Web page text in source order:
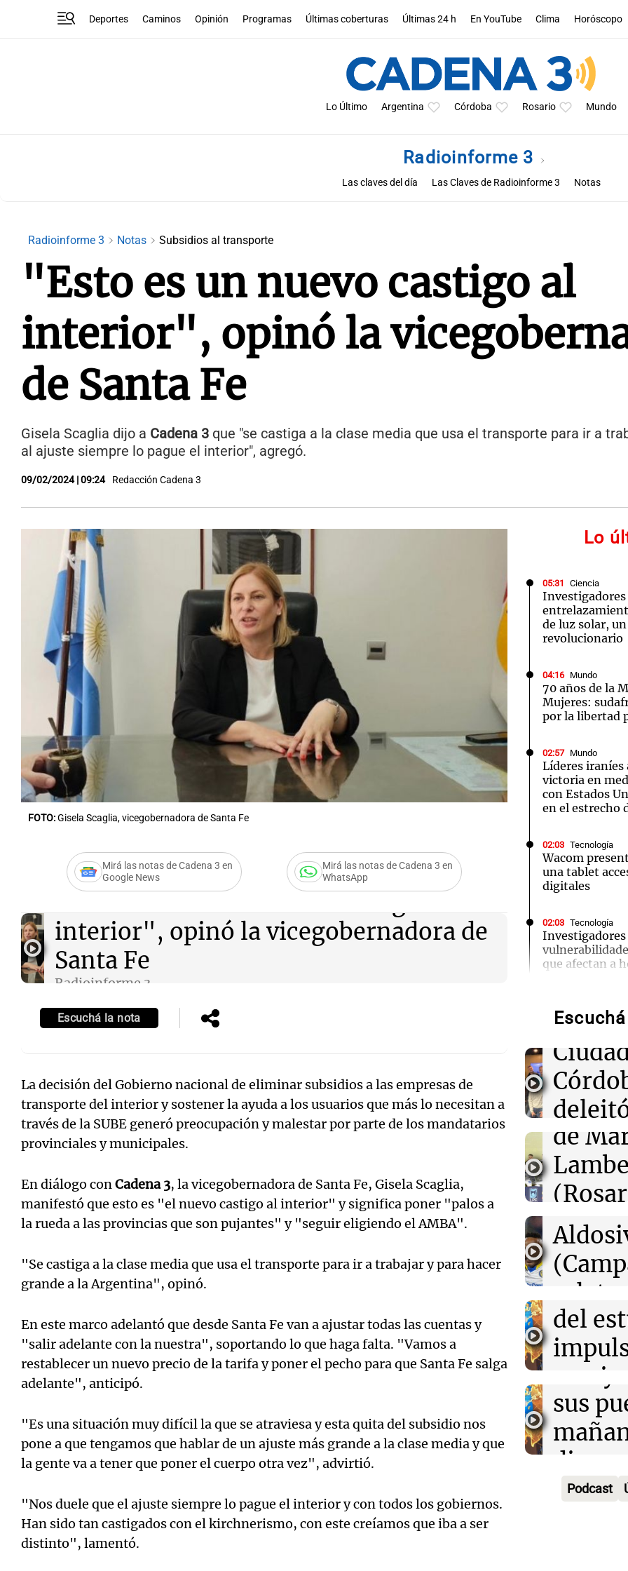
Deportes Caminos Opinión Programas Últimas coberturas Últimas 24 h En YouTube Clima Horóscopo
Lo Último Argentina Córdoba Rosario Mundo
Radioinforme 3
Las claves del día Las Claves de Radioinforme 3 Notas
Radioinforme 3 Notas Subsidios al transporte
"Esto es un nuevo castigo al
interior", opinó la
de Santa Fe
Gisela Scaglia dijo a Cadena 3 que "se castiga a la clase media que usa el transporte para ir a
al ajuste siempre lo pague el interior", agregó.
09/02/2024 | 09:24 Redacción Cadena 3
FOTO:Gisela Scaglia, vicegobernadora de Santa Fe
Mirá las notas de Cadena 3 en
Google News
Mirá las notas de Cadena 3 en
WhatsApp
interior", opinó la vicegobernadora de
Santa Fe
Radioinforme 3
Escuchá la nota
La decisión del Gobierno nacional de eliminar subsidios a las empresas de
transporte del interior y sostener la ayuda a los usuarios que más lo necesitan a
través de la SUBE generó preocupación y malestar por parte de los mandatarios
provinciales y municipales.
En diálogo conCadena 3, la vicegobernadora de Santa Fe, Gisela Scaglia,
manifestó que esto es "el nuevo castigo al interior" y significa poner "palos a
la rueda a las provincias que son pujantes" y "seguir eligiendo el AMBA".
"Se castiga a la clase media que usa el transporte para ir a trabajar y para hacer
grande a la Argentina", opinó.
En este marco adelantó que desde Santa Fe van a ajustar todas las cuentas y
"salir adelante con la nuestra", soportando lo que haga falta. "Vamos a
restablecer un nuevo precio de la tarifa y poner el pecho para que Santa Fe salga
adelante", anticipó.
"Es una situación muy difícil la que se atraviesa y esta quita del subsidio nos
pone a que tengamos que hablar de un ajuste más grande a la clase media y que
la gente va a tener que poner el cuerpo otra vez", advirtió.
"Nos duele que el ajuste siempre lo pague el interior y con todos los gobiernos.
Han sido tan castigados con el kirchnerismo, con este creíamos que iba a ser
distinto", lamentó.
Lo
05:31 Ciencia
de luz solar,
revolucionario
04:16 Mundo
70 años de la
Mujeres:
por la libertad
02:57 Mundo
Líderes iraníes
victoria en
con Estados
en el estrecho
02:03 Tecnología
Wacom
una tablet
digitales
02:03 Tecnología
que afectan a
01:49 Mundo
Trump vuelve
nuevas
01:31 Ciencia
Descubren
cuerpo de
hielo de 5.300
00:55 Mundo
China se
Dolphin;
provincias
00:32 Clima
Clima en
tiempo este
Audio.
radio
tango
Episodios
Audio.
de
de
Deportes
Episodios
Audio.
de
relato
Greco
Deportes
Episodios
Audio.
del
Villa
Panorama
Episodios
Audio.
la
sus
Audio.
María
Audio.
Podcast
Editorial
Notas
Mundial 2026
Notas
La Sole en Cadena 3 El huracán de Arequito Cadena 3 en